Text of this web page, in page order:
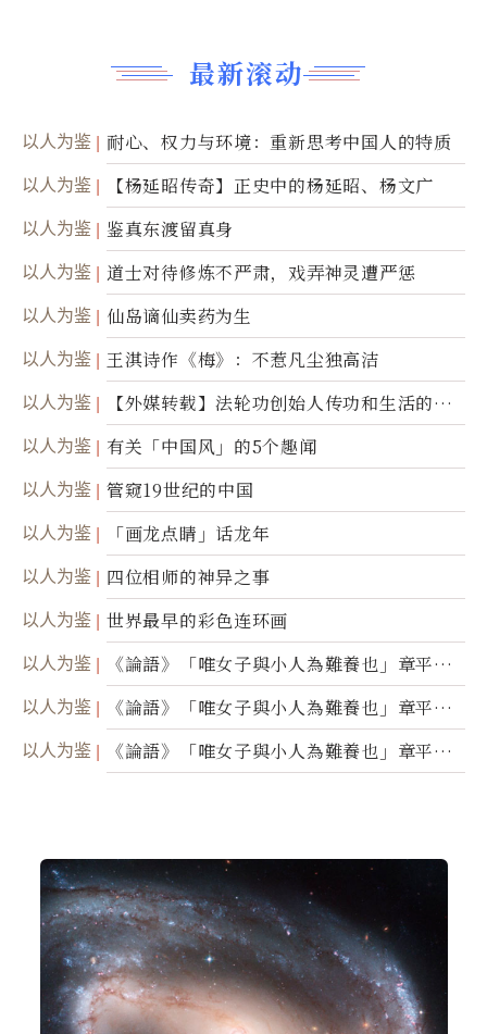
最新滚动
以人为鉴 耐心、权力与环境：重新思考中国人的特质
以人为鉴 【杨延昭传奇】正史中的杨延昭、杨文广
以人为鉴 鉴真东渡留真身
以人为鉴 道士对待修炼不严肃，戏弄神灵遭严惩
以人为鉴 仙岛谪仙卖药为生
以人为鉴 王淇诗作《梅》：不惹凡尘独高洁
以人为鉴
【外媒转载】法轮功创始人传功和生活的故
事
以人为鉴 有关「中国风」的5个趣闻
以人为鉴 管窥19世纪的中国
以人为鉴 「画龙点睛」话龙年
以人为鉴 四位相师的神异之事
以人为鉴 世界最早的彩色连环画
以人为鉴
《論語》「唯女子與小人為難養也」章平議
（三）
以人为鉴
《論語》「唯女子與小人為難養也」章平議
（二）
以人为鉴
《論語》「唯女子與小人為難養也」章平議
（一）